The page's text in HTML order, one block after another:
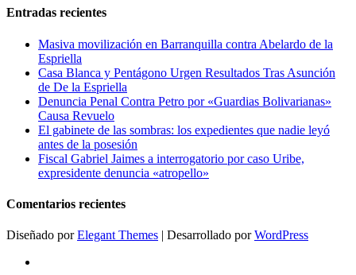
Entradas recientes
Masiva movilización en Barranquilla contra Abelardo de la
Espriella
Casa Blanca y Pentágono Urgen Resultados Tras Asunción
de De la Espriella
Denuncia Penal Contra Petro por «Guardias Bolivarianas»
Causa Revuelo
El gabinete de las sombras: los expedientes que nadie leyó
antes de la posesión
Fiscal Gabriel Jaimes a interrogatorio por caso Uribe,
expresidente denuncia «atropello»
Comentarios recientes
Diseñado porElegant Themes | Desarrollado porWordPress